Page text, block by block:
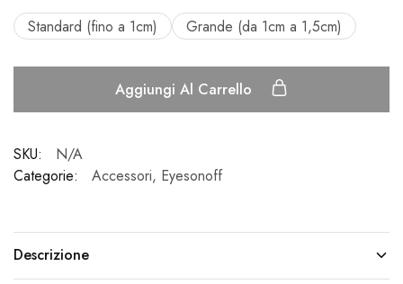
Standard (fino a 1cm) Grande (da 1cm a 1,5cm)
Aggiungi Al Carrello
SKU:
N/A
Categorie:
Accessori, Eyesonoff
Descrizione